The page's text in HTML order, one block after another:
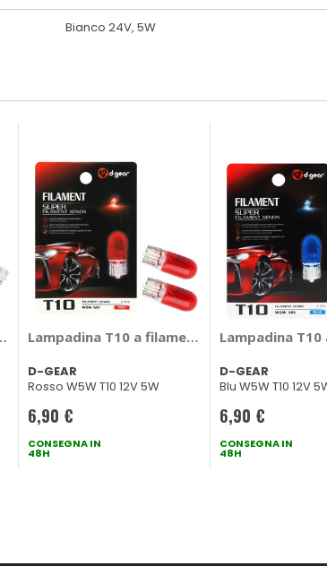
Bianco 24V, 5W
Glow Radiant T10 - NOMURA
Lampadina T10 a filamento Super - T10 - D-
D-GEAR
Rosso W5W T10 12V 5W
6,90 €
CONSEGNA IN
48H
Lampadina T10
D-GEAR
Blu W5W T10 12V
6,90 €
CONSEGNA IN
48H